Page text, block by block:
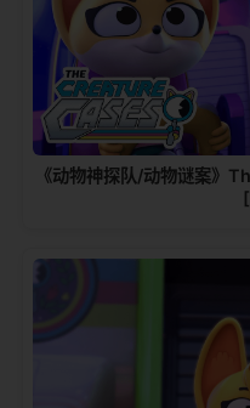
《动物神探队/动物谜案》